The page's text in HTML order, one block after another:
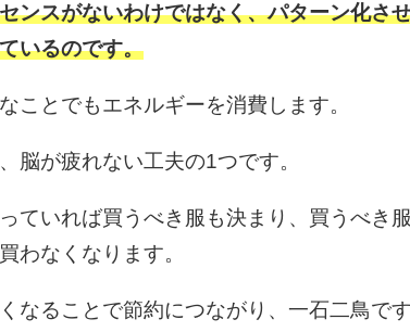
ンスがないわけではなく、パターン化さ
いるのです。
ことでもエネルギーを消費します。
脳が疲れない工夫の1つです。
ていれば買うべき服も決まり、買うべき
わなくなります。
なることで節約につながり、一石二鳥です